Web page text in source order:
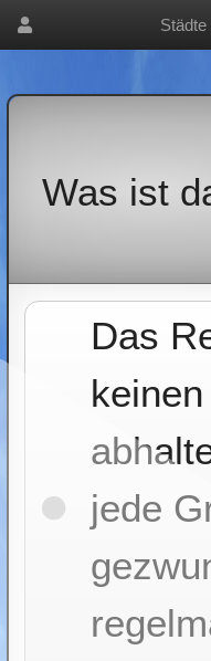
Städte
Was ist
Das
jede